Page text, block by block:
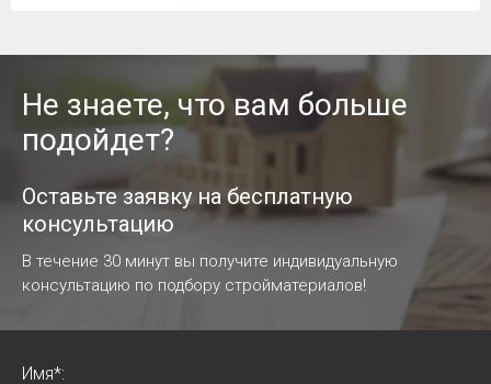
Не знаете, что вам больше
подойдет?
Оставьте заявку на бесплатную
консультацию
В течение 30 минут вы получите индивидуальную
консультацию по подбору стройматериалов!
Имя*: